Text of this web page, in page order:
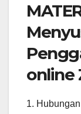
online
1.